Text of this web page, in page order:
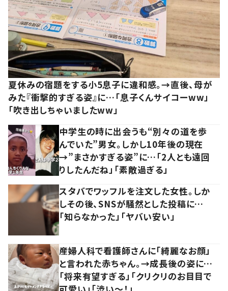
夏休みの宿題をする小5息子に違和感。→直後、母が
みた『衝撃的すぎる姿』に…「息子くんサイコーww」
「吹き出しちゃいましたww」
中学生の時に出会うも“別々の道を歩
んでいた”男女。しかし10年後の現在
→”まさかすぎる姿”に…「2人とも遠回
りしたんだね」「素敵過ぎる」
スタバでワッフルを注文した女性。しか
しその後、SNSが騒然とした投稿に…
「知らなかった」「ヤバい安い」
産婦人科で看護師さんに「綺麗なお顔」
と言われた赤ちゃん。→成長後の姿に…
「将来有望すぎる」「クリクリのお目目で